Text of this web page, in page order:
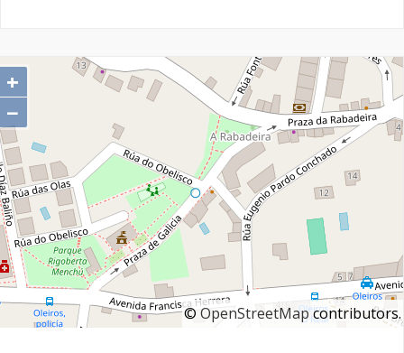
+
−
© OpenStreetMapcontributors.